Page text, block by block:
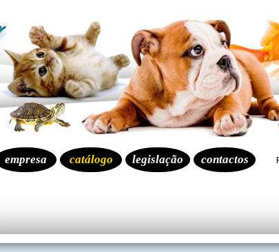
empresa catálogo legislação contactos